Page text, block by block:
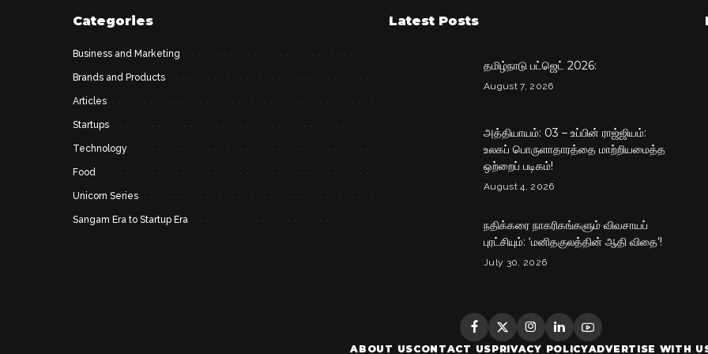
Categories
Business and Marketing
Brands and Products
Articles
Startups
Technology
Food
Unicorn Series
Sangam Era to Startup Era
Latest Posts
தமிழ்நாடு பட்ஜெட் 2026:
August 7, 2026
அத்தியாயம்: 03 – உப்பின் ராஜ்ஜியம்:
உலகப் பொருளாதாரத்தை மாற்றியமைத்த
ஒற்றைப் படிகம்!
August 4, 2026
நதிக்கரை நாகரிகங்களும் விவசாயப்
புரட்சியும்: ‘மனிதகுலத்தின் ஆதி விதை’!
July 30, 2026
ABOUT USCONTACT USPRIVACY POLICYADVERTISE WITH